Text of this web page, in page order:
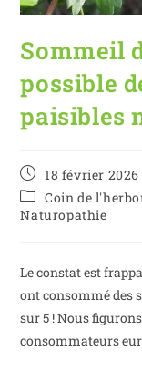
Sommeil
possible
paisibles
18 février 2026
Coin de
Naturopathie
Le constat est
ont consommé des
sur 5 ! Nous
consommateurs